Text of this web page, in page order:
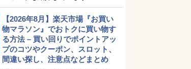
【2026年8月】楽天市場『お買い
物マラソン』でおトクに買い物す
る方法 – 買い回りでポイントアッ
プのコツやクーポン、スロット、
間違い探し、注意点などまとめ